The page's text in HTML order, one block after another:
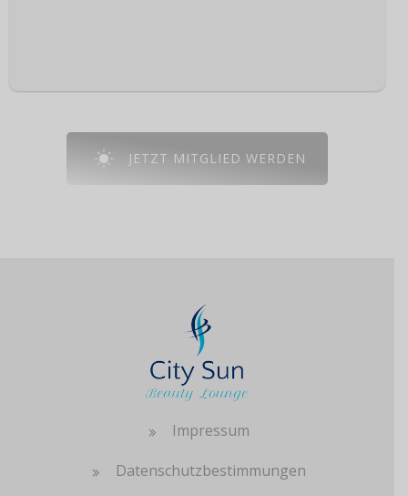
JETZT MITGLIED WERDEN
Impressum
Datenschutzbestimmungen